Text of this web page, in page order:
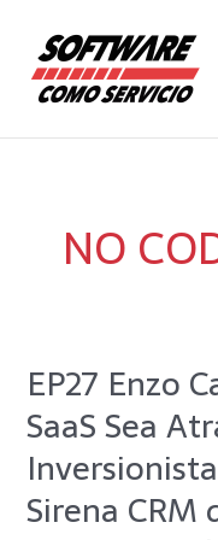
contenido
NO
EP27 Enzo
SaaS Sea
Sirena
EP27
Enzo
Cavalie:
que
tu
SaaS